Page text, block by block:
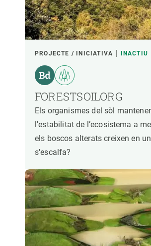
PROJECTE / INICIATIVA INACTIU
FORESTSOILORG
Els organismes del sòl
l'estabilitat de l’ecosistema a
els boscos alterats creixen en
s'escalfa?